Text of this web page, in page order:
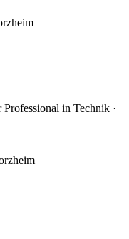
in Technik ·